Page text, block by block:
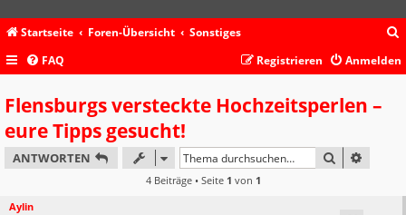
Startseite Foren-Übersicht Sonstiges
c
FAQ Anmelden
Registrieren
Flensburgs versteckte Hochzeitsperlen –
eure Tipps gesucht!
ANTWORTEN SUCHE
4 Beiträge • Seite 1 von 1
Aylin